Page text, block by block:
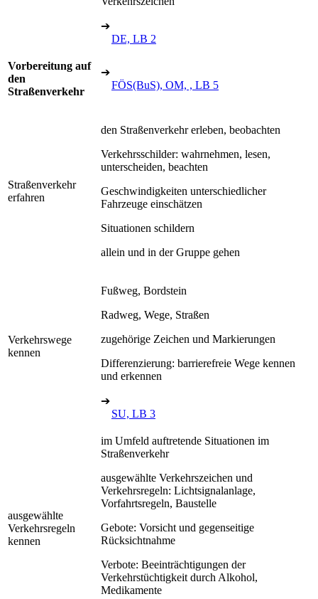
➔
DE, LB 2
Vorbereitung auf
den
Straßenverkehr
➔
FÖS(BuS), OM, , LB 5
Straßenverkehr
erfahren
den Straßenverkehr erleben, beobachten
Verkehrsschilder: wahrnehmen, lesen,
unterscheiden, beachten
Geschwindigkeiten unterschiedlicher
Fahrzeuge einschätzen
Situationen schildern
allein und in der Gruppe gehen
Verkehrswege
kennen
Fußweg, Bordstein
Radweg, Wege, Straßen
zugehörige Zeichen und Markierungen
Differenzierung: barrierefreie Wege kennen
und erkennen
➔
SU, LB 3
ausgewählte
Verkehrsregeln
kennen
im Umfeld auftretende Situationen im
Straßenverkehr
ausgewählte Verkehrszeichen und
Verkehrsregeln: Lichtsignalanlage,
Vorfahrtsregeln, Baustelle
Gebote: Vorsicht und gegenseitige
Rücksichtnahme
Verbote: Beeinträchtigungen der
Verkehrstüchtigkeit durch Alkohol,
Medikamente